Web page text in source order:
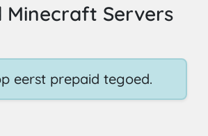
Minecraft Servers
eerst prepaid tegoed.